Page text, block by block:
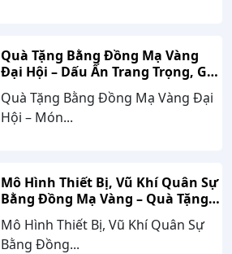
Quà Tặng Bằng Đồng Mạ Vàng
Đại Hội – Dấu Ấn Trang Trọng, Giá
Trị Bền Vững Theo Thời Gian
Quà Tặng Bằng Đồng Mạ Vàng Đại
Hội – Món...
Mô Hình Thiết Bị, Vũ Khí Quân Sự
Bằng Đồng Mạ Vàng – Quà Tặng
Cao Cấp Mang Dấu Ấn Sức Mạnh
Và Niềm Tự Hào Dân Tộc
Mô Hình Thiết Bị, Vũ Khí Quân Sự
Bằng Đồng...